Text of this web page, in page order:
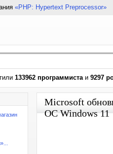
«PHP: Hypertext Preprocessor»
133962 программистаи 9297
Microsoft
ОС Windows 11